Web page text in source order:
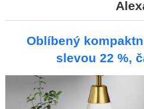
Oblíbený
slevou 22 %,